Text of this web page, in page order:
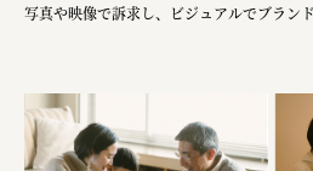
JR東日本クロスステーション
株式会社リブロプラス
写真や映像で訴求し、ビジュアルでブラン